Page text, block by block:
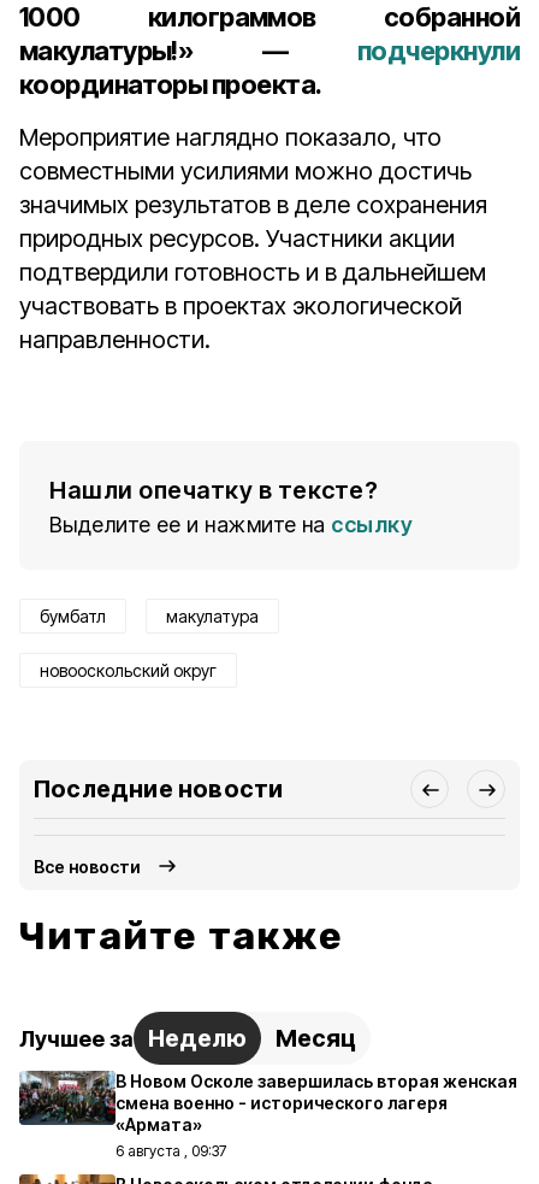
1000 килограммов собранной
макулатуры!» — подчеркнули
координаторы проекта.
Мероприятие наглядно показало, что
совместными усилиями можно достичь
значимых результатов в деле сохранения
природных ресурсов. Участники акции
подтвердили готовность и в дальнейшем
участвовать в проектах экологической
направленности.
Нашли опечатку в тексте?
Выделите ее и нажмите на ссылку
бумбатл макулатура
новооскольский округ
Последние новости
Все новости
Читайте также
Лучшее за Неделю Месяц
В Новом Осколе завершилась вторая женская
смена военно - исторического лагеря
«Армата»
6 августа , 09:37